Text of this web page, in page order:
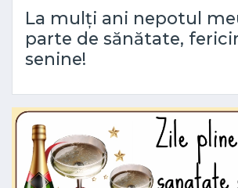
La mulți ani nepotul
parte de sănătate,
senine!